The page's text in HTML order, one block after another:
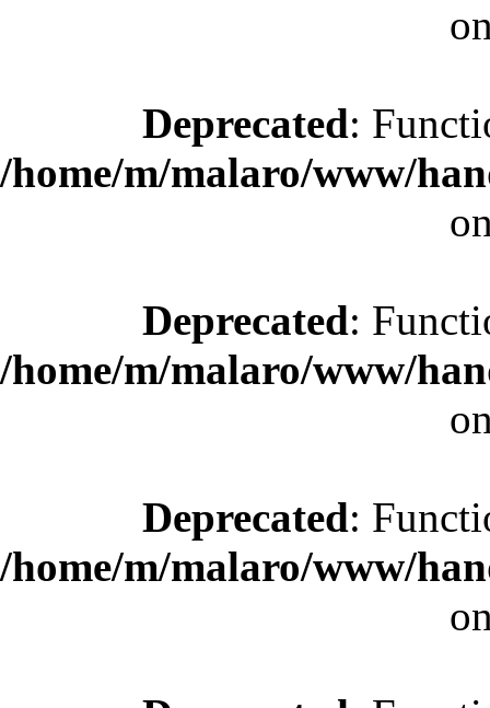
Deprecated:
/home/m/malaro/www/
Deprecated:
/home/m/malaro/www/
Deprecated:
/home/m/malaro/www/